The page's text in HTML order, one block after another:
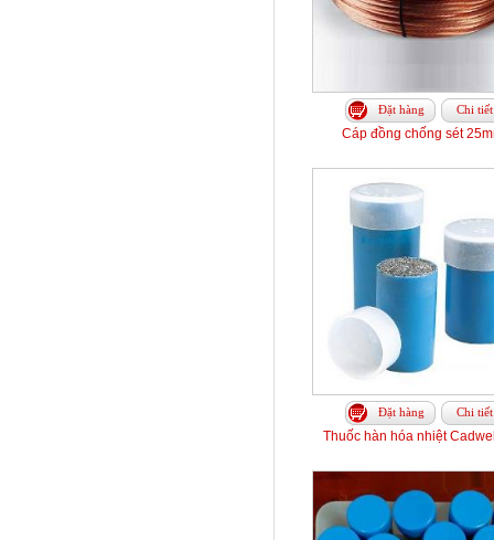
Đặt hàng Chi tiết
Cáp đồng chống sét
Đặt hàng Chi tiết
Thuốc hàn hóa nhiệt